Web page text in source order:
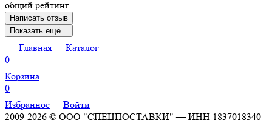
общий рейтинг
Написать отзыв
Показать ещё
Главная
Каталог
0
Корзина
0
Избранное
Войти
2009-2026 © ООО "СПЕЦПОСТАВКИ" — ИНН 1837018340